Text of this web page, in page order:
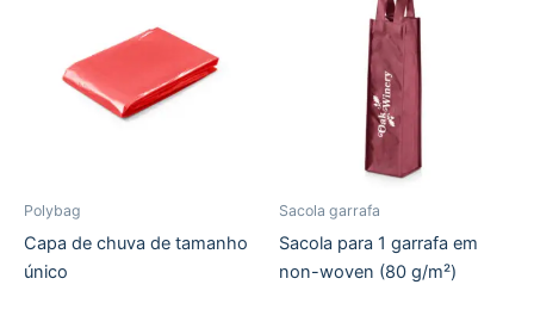
Polybag
Capa de chuva de tamanho
único
Sacola garrafa
Sacola para 1 garrafa em
non-woven (80 g/m²)